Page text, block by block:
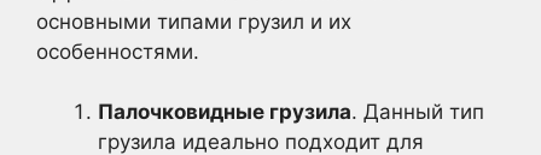
основными типами грузил и их
особенностями.
Палочковидные грузила. Данный тип
грузила идеально подходит для